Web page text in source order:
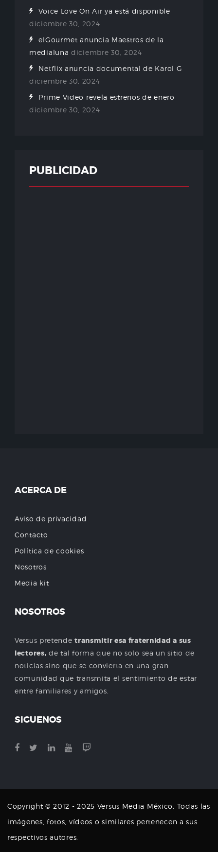
Voice Love On Air ya está disponible
diciembre 30, 2024
elGourmet anuncia Maestros de la
medialuna diciembre 30, 2024
Netflix anuncia documental de Karol G
diciembre 30, 2024
Prime Video revela estrenos de enero
diciembre 30, 2024
PUBLICIDAD
ACERCA DE
Aviso de privacidad
Contacto
Política de cookies
Nosotros
Media kit
NOSOTROS
Versus pretendetransmitir esa fraternidad a sus
lectores, de tal forma que no solo sea un sitio de
noticias sino que se convierta en una gran
comunidad que transmita el sentimiento de estar
entre familiares y amigos.
SIGUENOS
Copyright © 2012 - 2025 Versus Media México. Todas las
imágenes, fotos, vídeos o similares pertenecen a sus
respectivos autores.